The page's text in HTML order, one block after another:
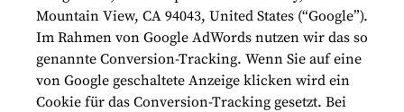
Mountain View, CA 94043, United States (“Google”).
Im Rahmen von Google AdWords nutzen wir das so
genannte Conversion-Tracking. Wenn Sie auf eine
von Google geschaltete Anzeige klicken wird ein
Cookie für das Conversion-Tracking gesetzt. Bei